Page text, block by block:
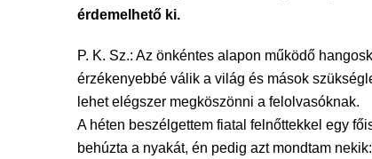
érdemelhető ki.
P. K. Sz.: Az önkéntes alapon működő
érzékenyebbé válik a világ és mások
lehet elégszer megköszönni a felolvasóknak.
A héten beszélgettem fiatal felnőttekkel egy
behúzta a nyakát, én pedig azt mondtam